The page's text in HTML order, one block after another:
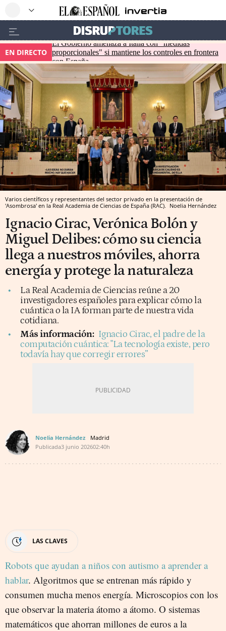
EN DIRECTO
El Gobierno amenaza a Italia con "medidas
proporcionales" si mantiene los controles en frontera
con España
Varios científicos y representantes del sector privado en la presentación de
'Asombrosa' en la Real Academia de Ciencias de España (RAC). Noelia Hernández
Ignacio Cirac, Verónica Bolón y
Miguel Delibes: cómo su ciencia
llega a nuestros móviles, ahorra
energía y protege la naturaleza
La Real Academia de Ciencias reúne a 20
investigadores españoles para explicar cómo la
cuántica o la IA forman parte de nuestra vida
cotidiana.
Más información: Ignacio Cirac, el padre de la
computación cuántica: "La tecnología existe, pero
todavía hay que corregir errores”
Noelia Hernández
Madrid
Publicada3 junio 202602:40h
LAS CLAVES
Robots que ayudan a niños con autismo a aprender a
hablar. Algoritmos que se entrenan más rápido y
consumen mucha menos energía. Microscopios con los
que observar la materia átomo a átomo. O sistemas
matemáticos que ahorran millones de euros a la